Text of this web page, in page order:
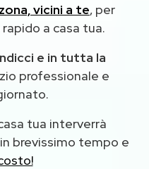
vicini a te, per
a casa tua.
e in tutta la
professionale e
tua interverrà
brevissimo tempo e